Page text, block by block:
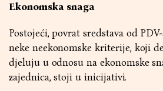
Ekonomska snaga
Postojeći, povrat sredstava od
neke neekonomske kriterije, koji
djeluju u odnosu na ekonomske
zajednica, stoji u inicijativi.